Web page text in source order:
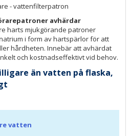
- vattenfilterpatron
avhärdar
harts mjukgörande patroner
i form av hartspärlor för att
hårdheten. Innebär att avhärdat
och kostnadseffektivt vid behov.
än vatten på flaska,
vatten